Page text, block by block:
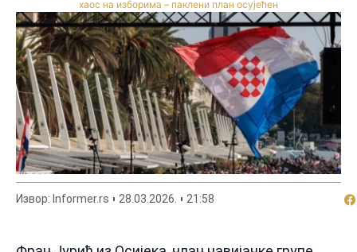
хаос на изборима – паклени план осујећен
Извор: Informer.rs 28.03.2026. 21:58